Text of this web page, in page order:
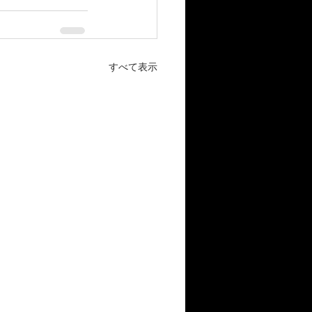
すべて表示